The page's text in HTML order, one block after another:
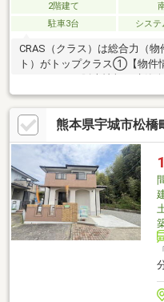
2階建て
駐車3台
システ
CRAS（クラス）は総合力（
ト）がトップクラス①【物件
会社の新着・未公開物件情
様の比較や住宅ローンの審査
ライフプランシミュレーショ
【アフターサポート】▼税金
や住宅ローン控除のご案内
フターサポートお引渡し後の
的な売却・賃貸等の運用サポ
熊本県宇城市松橋